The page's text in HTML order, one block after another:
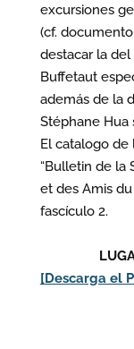
excursiones
(cf.
destacar la
Buffetaut
además de la
Stéphane Hua
El catalogo de
“Bulletin de la
et des Amis
fascículo 2.
[Descarga el